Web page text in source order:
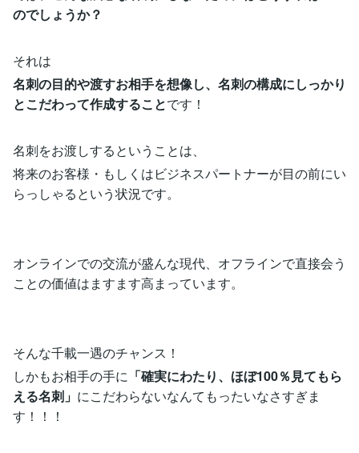
のでしょうか？
それは
名刺の目的や渡すお相手を想像し、名刺の構成にしっかり
とこだわって作成することです！
名刺をお渡しするということは、
将来のお客様・もしくはビジネスパートナーが目の前にい
らっしゃるという状況です。
オンラインでの交流が盛んな現代、オフラインで直接会う
ことの価値はますます高まっています。
そんな千載一遇のチャンス！
しかもお相手の手に 「確実にわたり、ほぼ100％見てもら
える名刺」 にこだわらないなんてもったいなさすぎま
す！！！